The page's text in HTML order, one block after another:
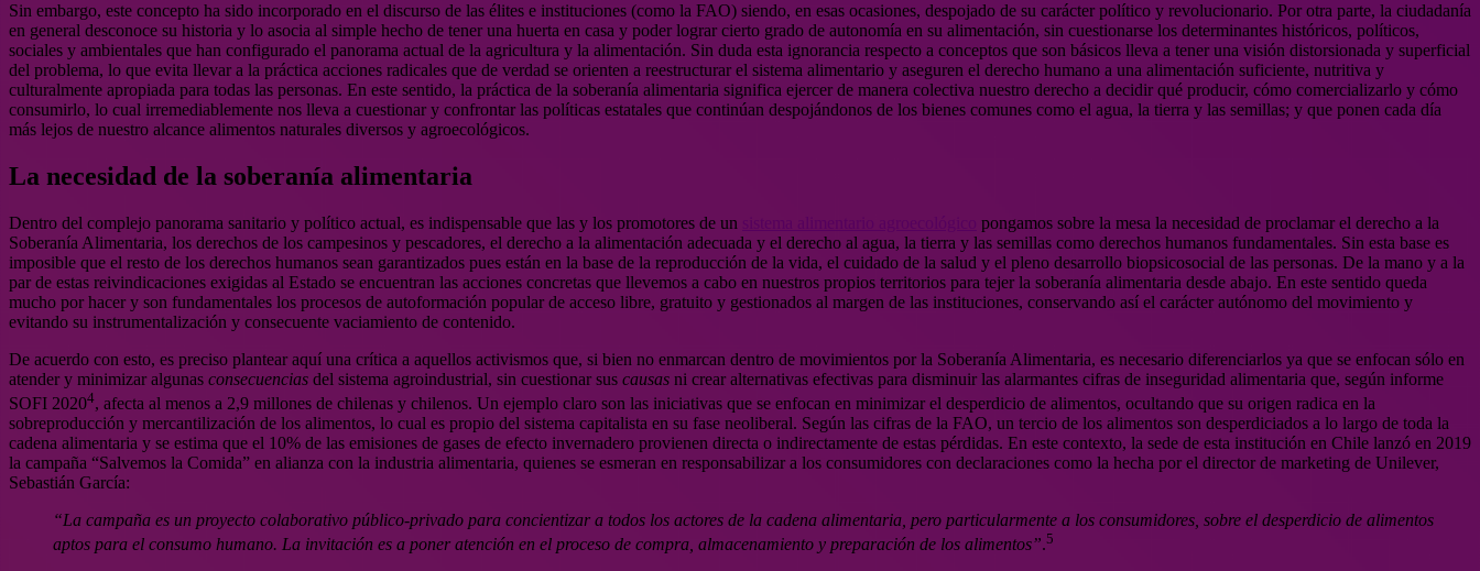
Sin embargo, este concepto ha sido incorporado en el discurso de las élites e instituciones (como la FAO) siendo, en esas ocasiones, despojado de su carácter político y revolucionario. Por otra parte, la ciudadanía
en general desconoce su historia y lo asocia al simple hecho de tener una huerta en casa y poder lograr cierto grado de autonomía en su alimentación, sin cuestionarse los determinantes históricos, políticos,
sociales y ambientales que han configurado el panorama actual de la agricultura y la alimentación. Sin duda esta ignorancia respecto a conceptos que son básicos lleva a tener una visión distorsionada y superficial
del problema, lo que evita llevar a la práctica acciones radicales que de verdad se orienten a reestructurar el sistema alimentario y aseguren el derecho humano a una alimentación suficiente, nutritiva y
culturalmente apropiada para todas las personas. En este sentido, la práctica de la soberanía alimentaria significa ejercer de manera colectiva nuestro derecho a decidir qué producir, cómo comercializarlo y cómo
consumirlo, lo cual irremediablemente nos lleva a cuestionar y confrontar las políticas estatales que continúan despojándonos de los bienes comunes como el agua, la tierra y las semillas; y que ponen cada día
más lejos de nuestro alcance alimentos naturales diversos y agroecológicos.
La necesidad de la soberanía alimentaria
Dentro del complejo panorama sanitario y político actual, es indispensable que las y los promotores de un
pongamos sobre la mesa la necesidad de proclamar el derecho a la
Soberanía Alimentaria, los derechos de los campesinos y pescadores, el derecho a la alimentación adecuada y el derecho al agua, la tierra y las semillas como derechos humanos fundamentales. Sin esta base es
imposible que el resto de los derechos humanos sean garantizados pues están en la base de la reproducción de la vida, el cuidado de la salud y el pleno desarrollo biopsicosocial de las personas. De la mano y a la
par de estas reivindicaciones exigidas al Estado se encuentran las acciones concretas que llevemos a cabo en nuestros propios territorios para tejer la soberanía alimentaria desde abajo. En este sentido queda
mucho por hacer y son fundamentales los procesos de autoformación popular de acceso libre, gratuito y gestionados al margen de las instituciones, conservando así el carácter autónomo del movimiento y
evitando su instrumentalización y consecuente vaciamiento de contenido.
De acuerdo con esto, es preciso plantear aquí una crítica a aquellos activismos que, si bien no enmarcan dentro de movimientos por la Soberanía Alimentaria, es necesario diferenciarlos ya que se enfocan sólo en
atender y minimizar algunas consecuencias del sistema agroindustrial, sin cuestionar sus causas ni crear alternativas efectivas para disminuir las alarmantes cifras de inseguridad alimentaria que, según informe
SOFI 20204, afecta al menos a 2,9 millones de chilenas y chilenos. Un ejemplo claro son las iniciativas que se enfocan en minimizar el desperdicio de alimentos, ocultando que su origen radica en la
sobreproducción y mercantilización de los alimentos, lo cual es propio del sistema capitalista en su fase neoliberal. Según las cifras de la FAO, un tercio de los alimentos son desperdiciados a lo largo de toda la
cadena alimentaria y se estima que el 10% de las emisiones de gases de efecto invernadero provienen directa o indirectamente de estas pérdidas. En este contexto, la sede de esta institución en Chile lanzó en 2019
la campaña “Salvemos la Comida” en alianza con la industria alimentaria, quienes se esmeran en responsabilizar a los consumidores con declaraciones como la hecha por el director de marketing de Unilever,
Sebastián García:
“La campaña es un proyecto colaborativo público-privado para concientizar a todos los actores de la cadena alimentaria, pero particularmente a los consumidores, sobre el desperdicio de alimentos
aptos para el consumo humano. La invitación es a poner atención en el proceso de compra, almacenamiento y preparación de los alimentos”.5